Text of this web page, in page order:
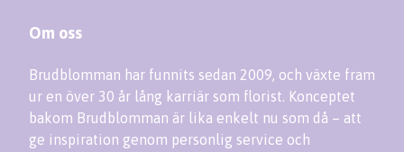
Om oss
Brudblomman har funnits sedan 2009, och växte fram
ur en över 30 år lång karriär som florist. Konceptet
bakom Brudblomman är lika enkelt nu som då – att
ge inspiration genom personlig service och